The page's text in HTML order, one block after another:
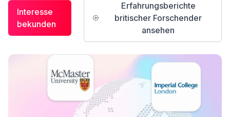
Interesse
bekunden
Erfahrungsberichte
britischer Forschender
ansehen